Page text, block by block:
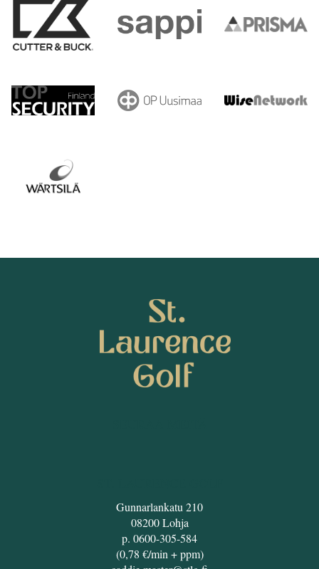
Gunnarlankatu 210
08200 Lohja
p. 0600-305-584
(0,78 €/min + ppm)